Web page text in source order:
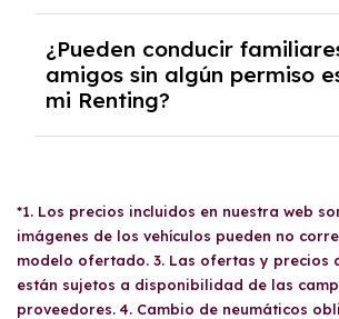
todos los gastos, sin necesidad
desembolsar una cantidad
entrada, dependiendo del
viabilidad económica.
revisar las condiciones del
tomar una decisión.
El proceso de solicitud de un
comienza presentando la
requerida, que varía según si
abonar la primera cuota
disfrutar de un vehículo pre-
llegada del coche contratado.
¿Pueden conducir
amigos sin algún permiso
mi Renting?
un carné de conducir válido. No
restricciones específicas, pero es
recomendable revisar las
contrato para evitar sorpresas.
*1. Los precios incluidos en nuestra web
imágenes de los vehículos pueden no
modelo ofertado. 3. Las ofertas y precios
están sujetos a disponibilidad de las
proveedores. 4. Cambio de neumáticos